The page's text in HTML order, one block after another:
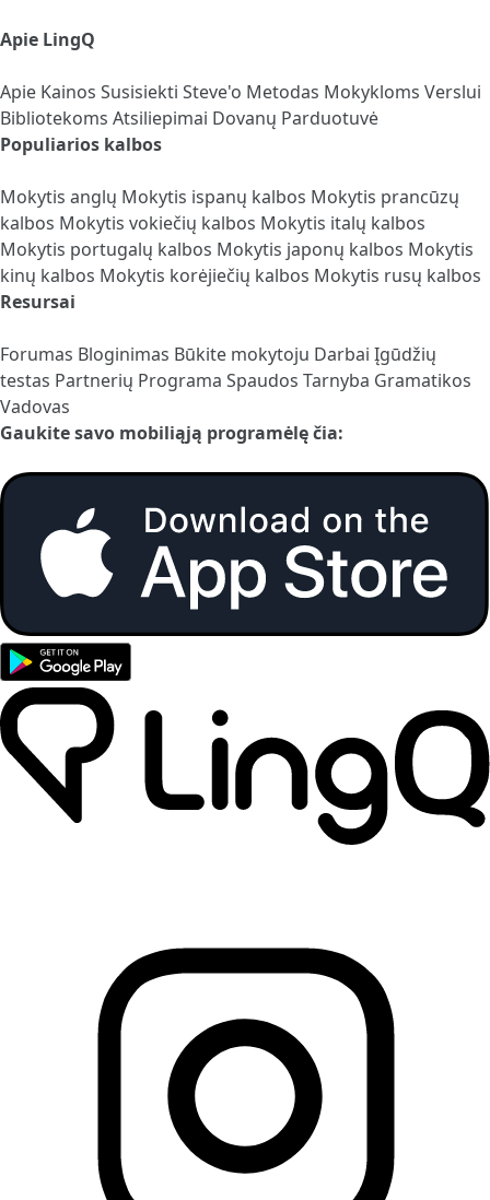
Apie LingQ
Apie Kainos Susisiekti Steve'o Metodas Mokykloms Verslui
Bibliotekoms Atsiliepimai Dovanų Parduotuvė
Populiarios kalbos
Mokytis anglų Mokytis ispanų kalbos Mokytis prancūzų
kalbos Mokytis vokiečių kalbos Mokytis italų kalbos
Mokytis portugalų kalbos Mokytis japonų kalbos Mokytis
kinų kalbos Mokytis korėjiečių kalbos Mokytis rusų kalbos
Resursai
Forumas Bloginimas Būkite mokytoju Darbai Įgūdžių
testas Partnerių Programa Spaudos Tarnyba Gramatikos
Vadovas
Gaukite savo mobiliąją programėlę čia: